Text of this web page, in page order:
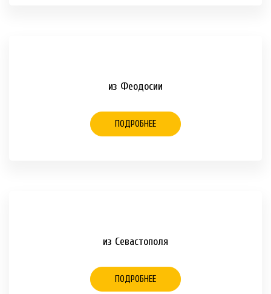
из Феодосии
ПОДРОБНЕЕ
из Севастополя
ПОДРОБНЕЕ